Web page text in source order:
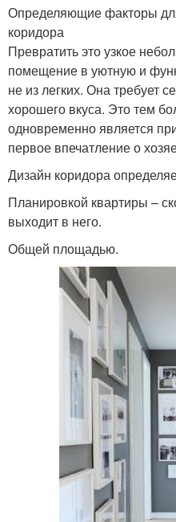
Определяющие факторы
коридора
Превратить это узкое
помещение в уютную и
не из легких. Она требует
хорошего вкуса. Это тем
одновременно является
первое впечатление о
Дизайн коридора
Планировкой квартиры –
выходит в него.
Общей площадью.